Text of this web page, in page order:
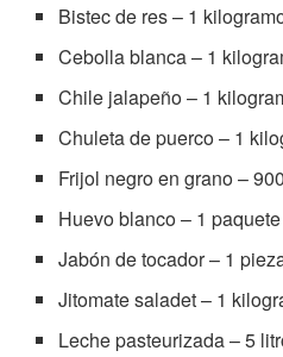
Bistec de res – 1
Cebolla blanca – 1
Chile jalapeño – 1
Chuleta de puerco – 1
Frijol negro en grano –
Huevo blanco – 1
Jabón de tocador – 1
Jitomate saladet – 1
Leche pasteurizada – 5